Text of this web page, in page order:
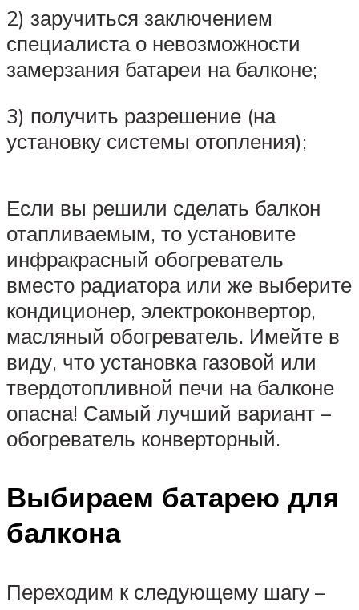
2) заручиться заключением
специалиста о невозможности
замерзания батареи на балконе;
3) получить разрешение (на
установку системы отопления);
Если вы решили сделать балкон
отапливаемым, то установите
инфракрасный обогреватель
вместо радиатора или же выберите
кондиционер, электроконвертор,
масляный обогреватель. Имейте в
виду, что установка газовой или
твердотопливной печи на балконе
опасна! Самый лучший вариант –
обогреватель конверторный.
Выбираем батарею для
балкона
Переходим к следующему шагу –